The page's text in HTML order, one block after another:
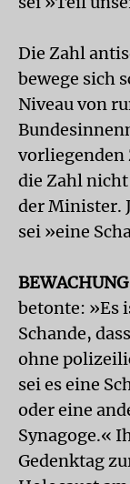
Die Zahl
bewege sich
Niveau von
vorliegenden
die Zahl
der Minister.
sei »eine
BEWACHUNG
betonte: »Es
Schande,
ohne
sei es eine
oder eine
Synagoge.«
Gedenktag